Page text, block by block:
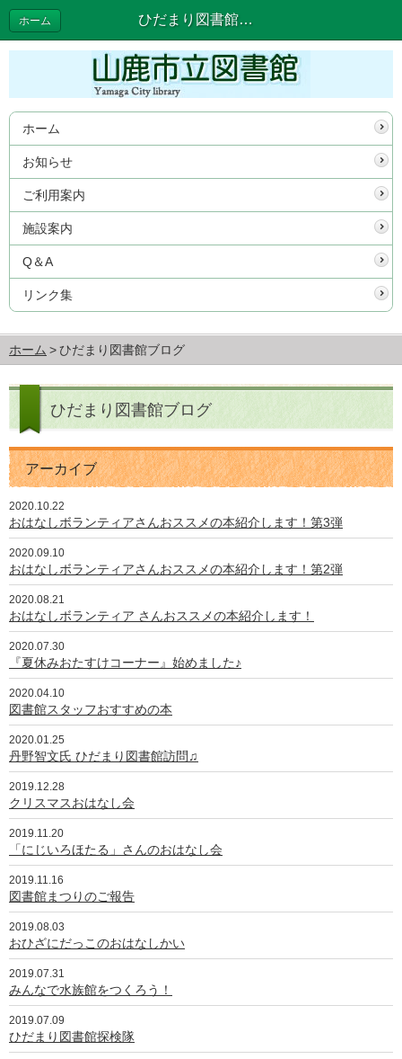
ひだまり図書館ブログ
ホーム
ホーム
お知らせ
ご利用案内
施設案内
Q＆A
リンク集
ホーム ひだまり図書館ブログ
ひだまり図書館ブログ
アーカイブ
2020.10.22
おはなしボランティアさんおススメの本紹介します！第3弾
2020.09.10
おはなしボランティアさんおススメの本紹介します！第2弾
2020.08.21
おはなしボランティア さんおススメの本紹介します！
2020.07.30
『夏休みおたすけコーナー』始めました♪
2020.04.10
図書館スタッフおすすめの本
2020.01.25
丹野智文氏 ひだまり図書館訪問♫
2019.12.28
クリスマスおはなし会
2019.11.20
「にじいろほたる」さんのおはなし会
2019.11.16
図書館まつりのご報告
2019.08.03
おひざにだっこのおはなしかい
2019.07.31
みんなで水族館をつくろう！
2019.07.09
ひだまり図書館探検隊